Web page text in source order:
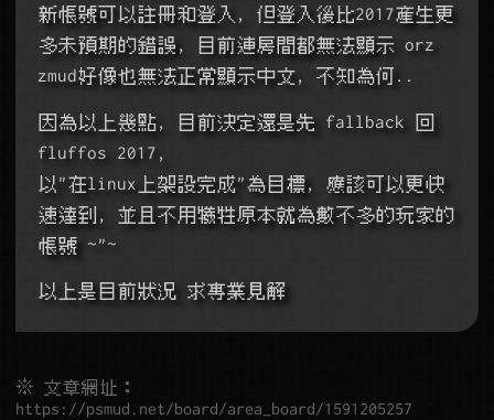
新帳號可以註冊和登入, 但登入後比2017產生更
多未預期的錯誤, 目前連房間都無法顯示 orz
zmud好像也無法正常顯示中文, 不知為何..
因為以上幾點, 目前決定還是先 fallback 回
fluffos 2017,
以"在linux上架設完成"為目標, 應該可以更快
速達到, 並且不用犧牲原本就為數不多的玩家的
帳號 ~"~
以上是目前狀況 求專業見解
※ 文章網址：
https://psmud.net/board/area_board/1591205257